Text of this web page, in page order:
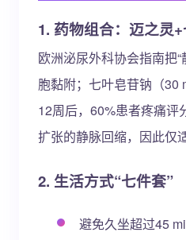
1. 药物组合：迈之灵
欧洲泌尿外科协会指南把
胞黏附；七叶皂苷钠（30
12周后，60%患者疼痛评
扩张的静脉回缩，因此仅
2. 生活方式“七件套”
避免久坐超过45